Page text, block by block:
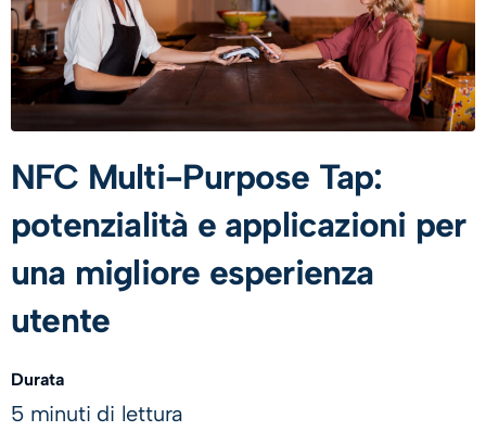
NFC Multi-Purpose Tap:
potenzialità e applicazioni per
una migliore esperienza
utente
Durata
5 minuti di lettura